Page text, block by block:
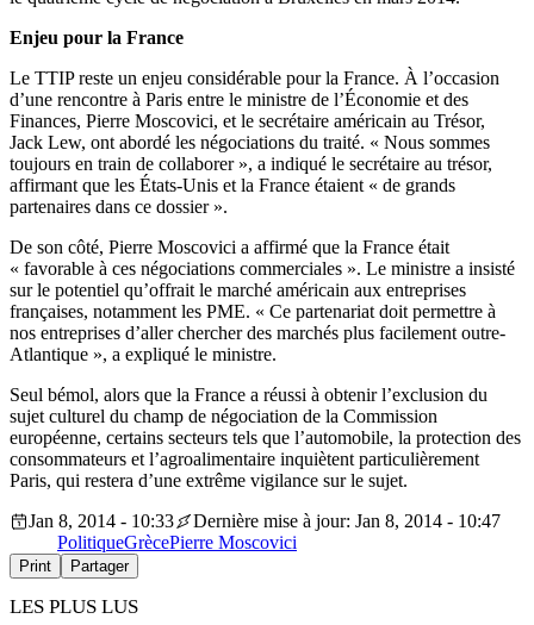
Enjeu pour la France
Le TTIP reste un enjeu considérable pour la France. À l’occasion
d’une rencontre à Paris entre le ministre de l’Économie et des
Finances, Pierre Moscovici, et le secrétaire américain au Trésor,
Jack Lew, ont abordé les négociations du traité. « Nous sommes
toujours en train de collaborer », a indiqué le secrétaire au trésor,
affirmant que les États-Unis et la France étaient « de grands
partenaires dans ce dossier ».
De son côté, Pierre Moscovici a affirmé que la France était
« favorable à ces négociations commerciales ». Le ministre a insisté
sur le potentiel qu’offrait le marché américain aux entreprises
françaises, notamment les PME. « Ce partenariat doit permettre à
nos entreprises d’aller chercher des marchés plus facilement outre-
Atlantique », a expliqué le ministre.
Seul bémol, alors que la France a réussi à obtenir l’exclusion du
sujet culturel du champ de négociation de la Commission
européenne, certains secteurs tels que l’automobile, la protection des
consommateurs et l’agroalimentaire inquiètent particulièrement
Paris, qui restera d’une extrême vigilance sur le sujet.
Jan 8, 2014 - 10:33
Dernière mise à jour: Jan 8, 2014 - 10:47
PolitiqueGrècePierre Moscovici
Print Partager
LES PLUS LUS